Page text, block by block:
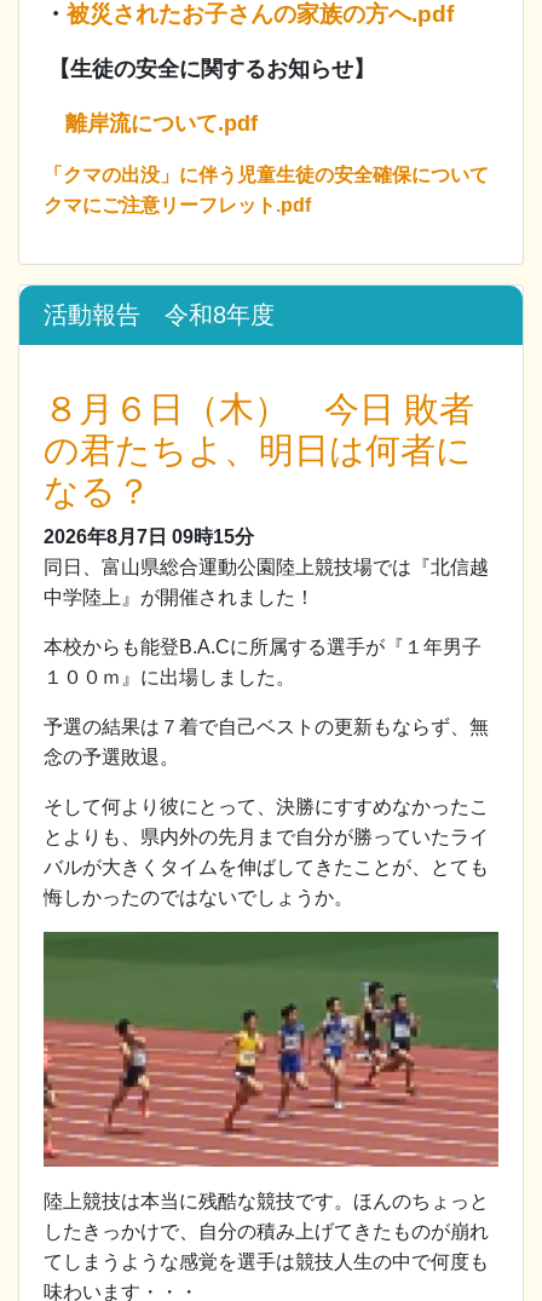
・被災されたお子さんの家族の方へ.pdf
【生徒の安全に関するお知らせ】
離岸流について.pdf
「クマの出没」に伴う児童生徒の安全確保について
クマにご注意リーフレット.pdf
活動報告 令和8年度
８月６日（木） 今日 敗者
の君たちよ、明日は何者に
なる？
2026年8月7日 09時15分
同日、富山県総合運動公園陸上競技場では『北信越
中学陸上』が開催されました！
本校からも能登B.A.Cに所属する選手が『１年男子
１００ｍ』に出場しました。
予選の結果は７着で自己ベストの更新もならず、無
念の予選敗退。
そして何より彼にとって、決勝にすすめなかったこ
とよりも、県内外の先月まで自分が勝っていたライ
バルが大きくタイムを伸ばしてきたことが、とても
悔しかったのではないでしょうか。
陸上競技は本当に残酷な競技です。ほんのちょっと
したきっかけで、自分の積み上げてきたものが崩れ
てしまうような感覚を選手は競技人生の中で何度も
味わいます・・・